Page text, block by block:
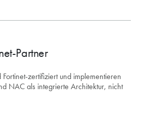
Partner
zertifiziert und implementieren
NAC als integrierte Architektur, nicht